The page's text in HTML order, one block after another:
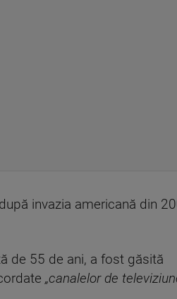
invazia americană din
de 55 de ani, a fost găsită
„canalelor de